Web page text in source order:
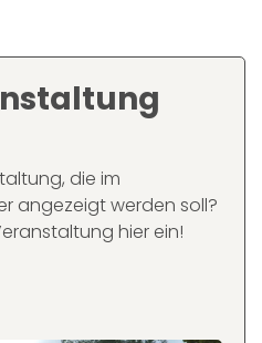
die im
angezeigt werden soll?
hier ein!